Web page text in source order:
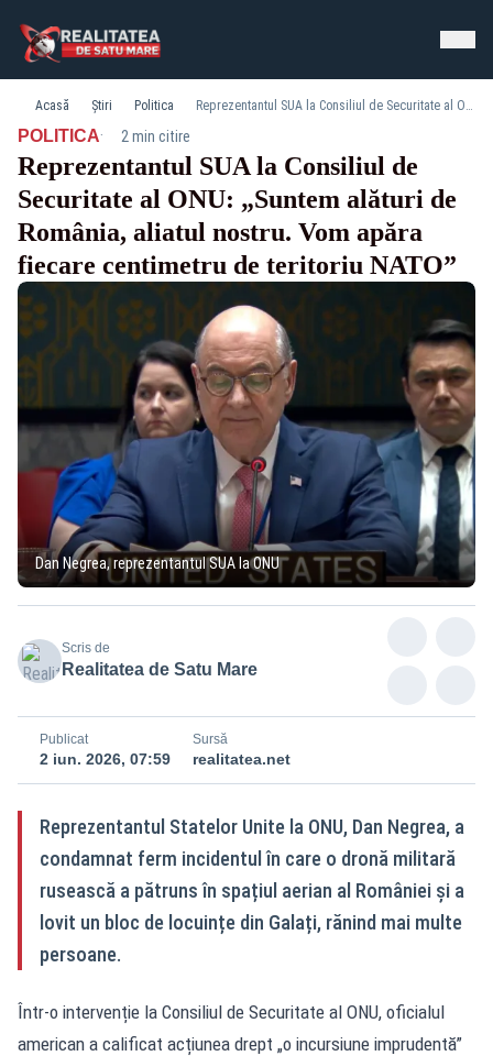
Acasă Știri Politica Reprezentantul SUA la Consiliul de Securitate al ONU: „Suntem alături de România, aliatul nostru. Vom apăra fiecare centimetru de teritoriu NATO”
POLITICA· 2 min citire
Reprezentantul SUA la Consiliul de
Securitate al ONU: „Suntem alături de
România, aliatul nostru. Vom apăra
fiecare centimetru de teritoriu NATO”
Dan Negrea, reprezentantul SUA la ONU
Scris de
Realitatea de Satu Mare
Publicat
2 iun. 2026, 07:59
Sursă
realitatea.net
Reprezentantul Statelor Unite la ONU, Dan Negrea, a
condamnat ferm incidentul în care o dronă militară
rusească a pătruns în spațiul aerian al României și a
lovit un bloc de locuințe din Galați, rănind mai multe
persoane.
Într-o intervenție la Consiliul de Securitate al ONU, oficialul
american a calificat acțiunea drept „o incursiune imprudentă”